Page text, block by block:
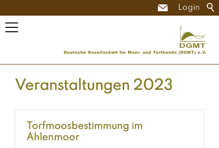
Login
Veranstaltungen 2023
Torfmoosbestimmung im
Ahlenmoor